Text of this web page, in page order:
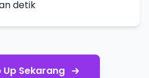
detik
Up Sekarang